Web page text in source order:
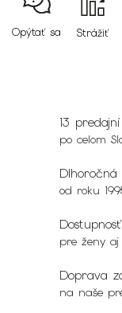
Opýtať sa Strážiť
13 predajní
po celom
od roku
pre ženy aj
Doprava
na naše